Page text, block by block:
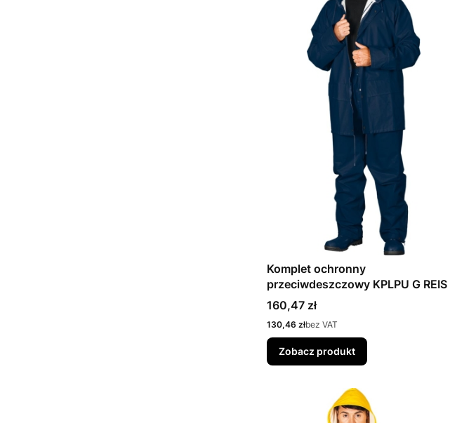
Komplet ochronny
przeciwdeszczowy KPLPU G REIS
Cena
160,47 zł
Cena
130,46 złbez VAT
Zobacz produkt